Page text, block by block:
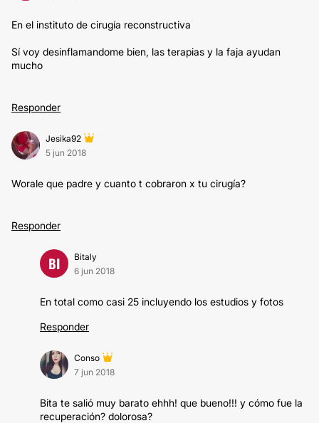
En el instituto de cirugía reconstructiva
Sí voy desinflamandome bien, las terapias y la faja ayudan
mucho
Responder
Jesika92
5 jun 2018
Worale que padre y cuanto t cobraron x tu cirugía?
Responder
BI
Bitaly
6 jun 2018
En total como casi 25 incluyendo los estudios y fotos
Responder
Conso
7 jun 2018
Bita te salió muy barato ehhh! que bueno!!! y cómo fue la
recuperación? dolorosa?